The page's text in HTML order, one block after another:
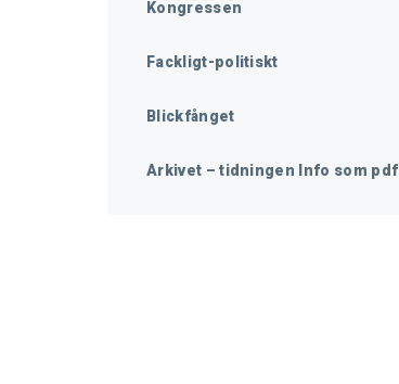
Kongressen
Fackligt-politiskt
Blickfånget
Arkivet – tidningen Info som pdf